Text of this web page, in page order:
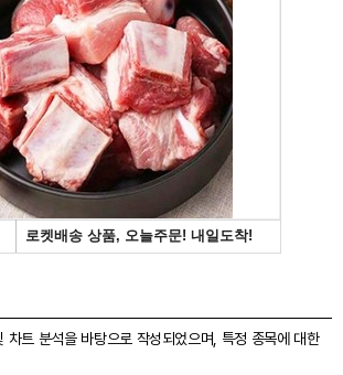
차트 분석을 바탕으로 작성되었으며, 특정 종목에 대한